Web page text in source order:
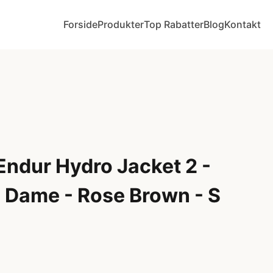
ForsideProdukterTop RabatterBlogKontakt
Hydro Jacket 2 -
- Rose Brown - S